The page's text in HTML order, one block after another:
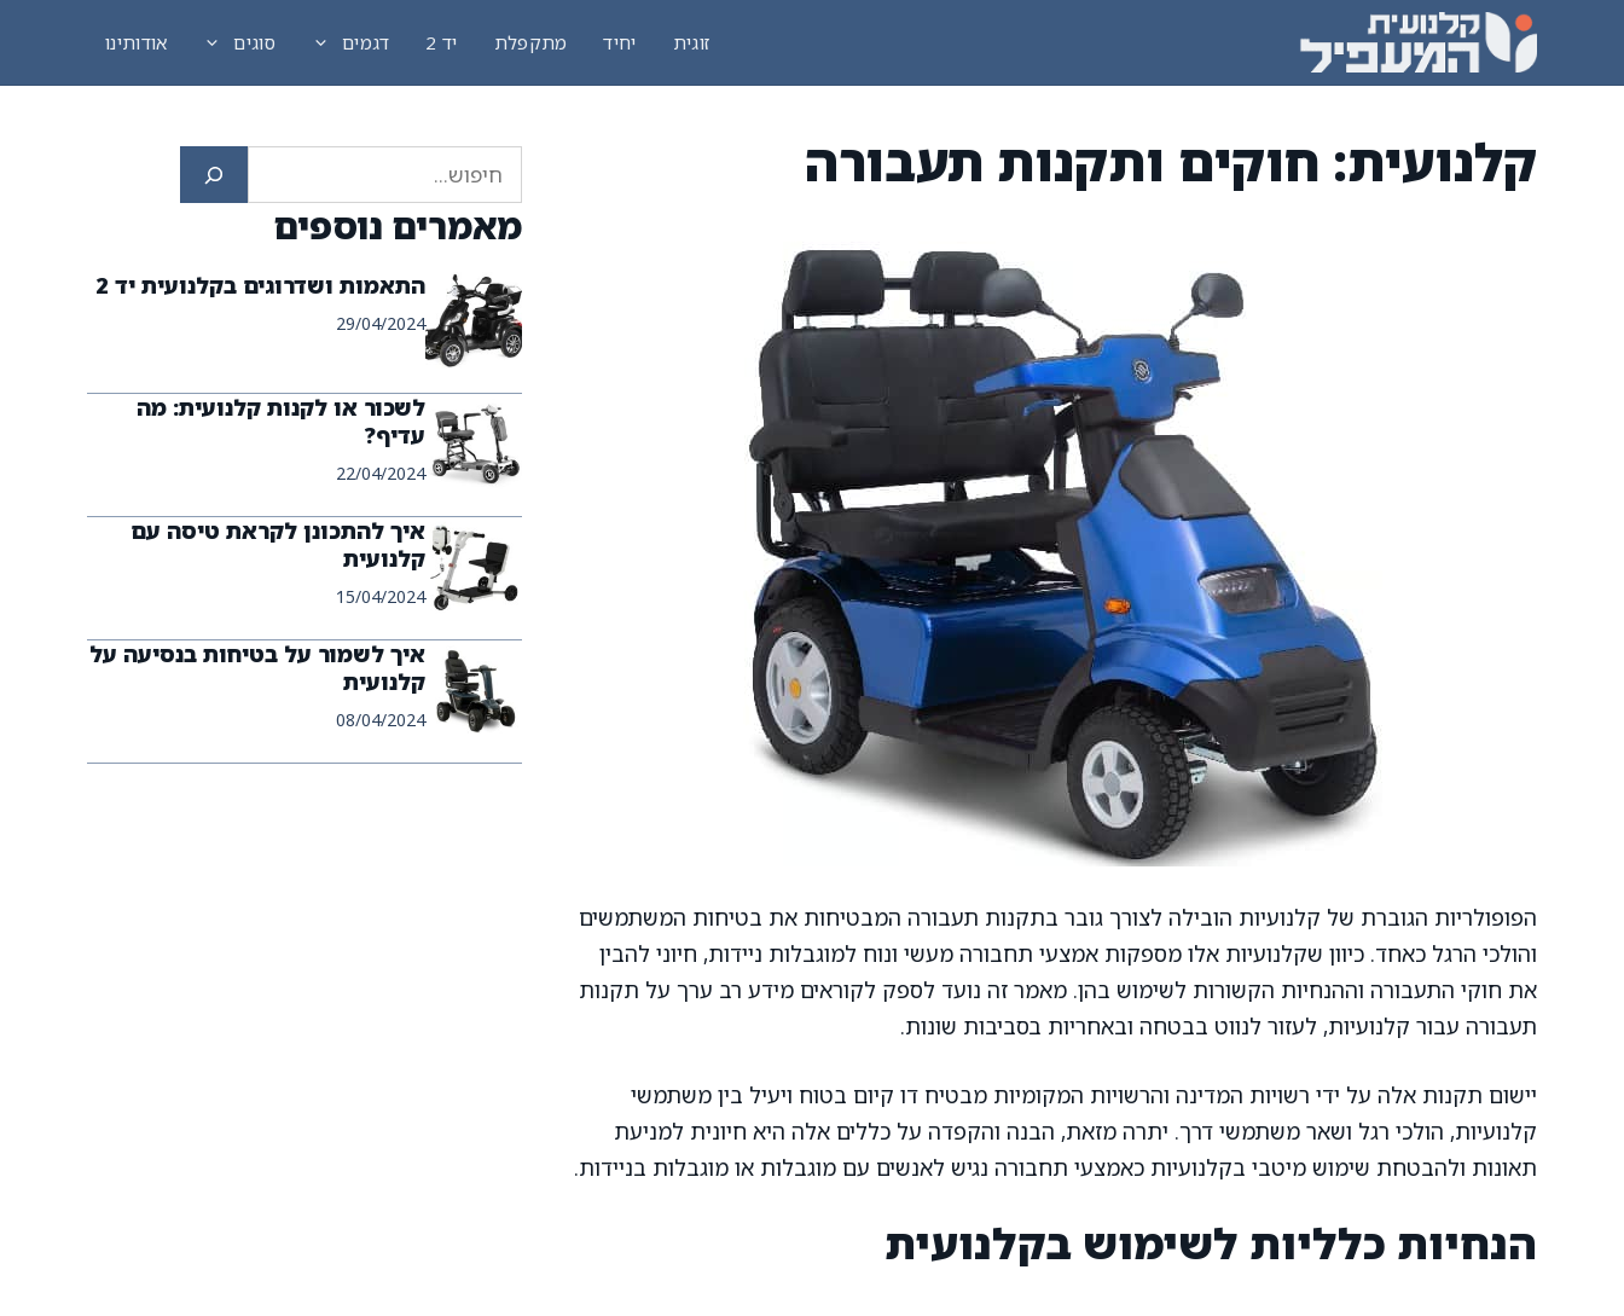
זוגית יחיד מתקפלת יד 2 דגמים סוגים אודותינו
קלנועית: חוקים ותקנות תעבורה
הפופולריות הגוברת של קלנועיות הובילה לצורך גובר בתקנות תעבורה המבטיחות את בטיחות המשתמשים
והולכי הרגל כאחד. כיוון שקלנועיות אלו מספקות אמצעי תחבורה מעשי ונוח למוגבלות ניידות, חיוני להבין
את חוקי התעבורה וההנחיות הקשורות לשימוש בהן. מאמר זה נועד לספק לקוראים מידע רב ערך על תקנות
תעבורה עבור קלנועיות, לעזור לנווט בבטחה ובאחריות בסביבות שונות.
יישום תקנות אלה על ידי רשויות המדינה והרשויות המקומיות מבטיח דו קיום בטוח ויעיל בין משתמשי
קלנועיות, הולכי רגל ושאר משתמשי דרך. יתרה מזאת, הבנה והקפדה על כללים אלה היא חיונית למניעת
תאונות ולהבטחת שימוש מיטבי בקלנועיות כאמצעי תחבורה נגיש לאנשים עם מוגבלות או מוגבלות בניידות.
הנחיות כלליות לשימוש בקלנועית
חיפוש
מאמרים נוספים
התאמות ושדרוגים בקלנועית יד 2
29/04/2024
לשכור או לקנות קלנועית: מה
עדיף?
22/04/2024
איך להתכונן לקראת טיסה עם
קלנועית
15/04/2024
איך לשמור על בטיחות בנסיעה על
קלנועית
08/04/2024